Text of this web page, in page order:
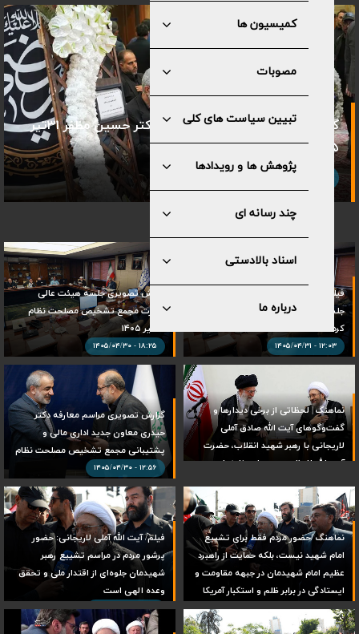
کمیسیون ها
مصوبات
تبیین سیاست های کلی
پژوهش ها و رویدادها
چند رسانه ای
اسناد بالادستی
درباره ما
گزارش تصویری مراسم ختم والده دکتر حسین مظفر ۳۱تیر
۱۴۰۵
فیلم/ هیات عالی نظارت سازوکار برگزاری
جلسات مجلس در شرایط اضطرار را تایید
کرد
۱۲:۰۳ - ۱۴۰۵/۰۴/۳۱
گزارش تصویری جلسه هیئت عالی
نظارت مجمع تشخیص مصلحت نظام
۱۸:۲۵ - ۱۴۰۵/۰۴/۳۰
نماهنگ | لحظاتی از برخی دیدارها و
گفت‌وگوهای آیت ‌الله صادق آملی
لاریجانی با رهبر شهید انقلاب، حضرت
آیت‌ الله العظمی سیدعلی خامنه‌ای
۱۲:۱۸ - ۱۴۰۵/۰۴/۳۱
گزارش تصویری مراسم معارفه دکتر
حیدری معاون جدید اداری مالی و
پشتیبانی مجمع تشخیص مصلحت نظام
۱۲:۵۶ - ۱۴۰۵/۰۴/۳۰
نماهنگ /حضور مردم فقط برای تشییع
امام شهید نیست، بلکه حمایت از راهبرد
عظیم امام شهیدمان در جبهه مقاومت و
ایستادگی در برابر ظلم و استکبار آمریکا
است
۰۷:۳۷ - ۱۴۰۵/۰۴/۲۰
فیلم/ آیت الله آملی لاریجانی: حضور
پرشور مردم در مراسم تشییع رهبر
شهیدمان جلوه‌ای از اقتدار ملی و تحقق
وعده الهی است
۱۵:۲۴ - ۱۴۰۵/۰۴/۱۵